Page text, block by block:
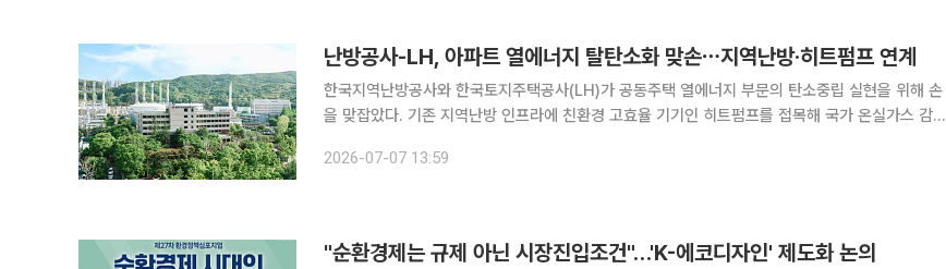
난방공사-LH, 아파트 열에너지 탈탄소화 맞손⋯지역난방·히트펌프 연계
한국지역난방공사와 한국토지주택공사(LH)가 공동주택 열에너지 부문의 탄소중립 실현을 위해 손
을 맞잡았다. 기존 지역난방 인프라에 친환경 고효율 기기인 히트펌프를 접목해 국가 온실가스 감축
2026-07-07 13:59
"순환경제는 규제 아닌 시장진입조건"…'K-에코디자인' 제도화 논의